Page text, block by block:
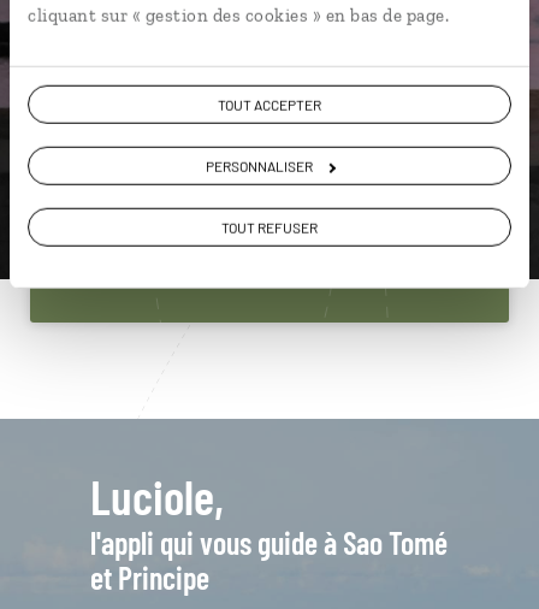
cliquant sur « gestion des cookies » en bas de page.
TOUT ACCEPTER
PERSONNALISER
TOUT REFUSER
ou
Construisez votre voyage avec un spécialiste Sao
Tomé et Principe
01 84 75 16 66
Luciole,
l'appli qui vous guide à Sao Tomé
et Principe